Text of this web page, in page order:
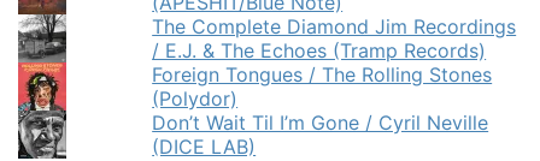
The Complete Diamond Jim Recordings
/ E.J. & The Echoes (Tramp Records)
Foreign Tongues / The Rolling Stones
(Polydor)
Don’t Wait Til I’m Gone / Cyril Neville
(DICE LAB)